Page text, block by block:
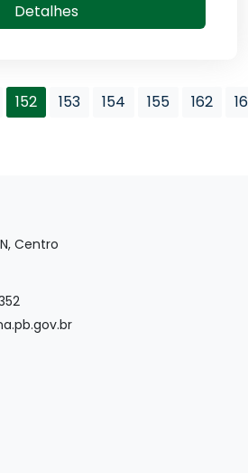
Detalhes
152 153 154 155 162
Centro